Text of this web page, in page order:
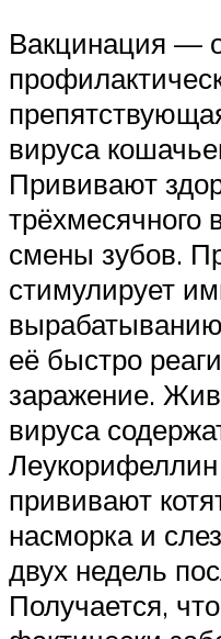
Вакцинация —
вируса
Прививают
трёхмесячного
смены зубов.
стимулирует
вырабатыванию
её быстро
заражение.
вируса
прививают
насморка и
двух недель
Получается,